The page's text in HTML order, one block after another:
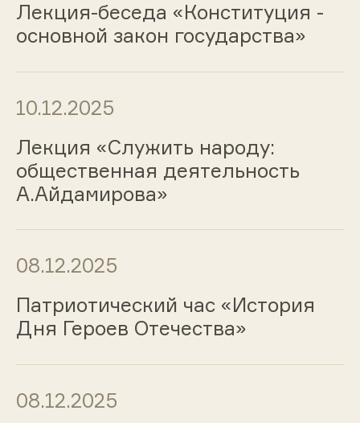
Лекция-беседа «Конституция -
основной закон государства»
10.12.2025
Лекция «Служить народу:
общественная деятельность
А.Айдамирова»
08.12.2025
Патриотический час «История
Дня Героев Отечества»
08.12.2025